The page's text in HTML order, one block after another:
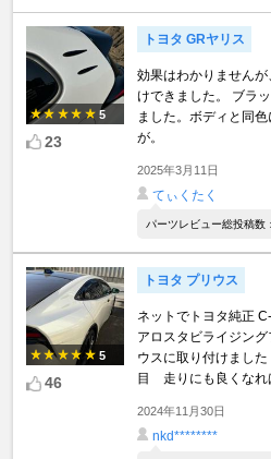
5
23
トヨタ GRヤリス
効果はわかりません
けできました。 ブラ
ました。ボディと同
が。
2025年3月11日
てぃくたく
パーツレビュー総投稿数
5
46
トヨタ プリウス
ネットでトヨタ純正
アロスタビライジン
ウスに取り付けまし
目 走りにも良くなれ
2024年11月30日
nkd********